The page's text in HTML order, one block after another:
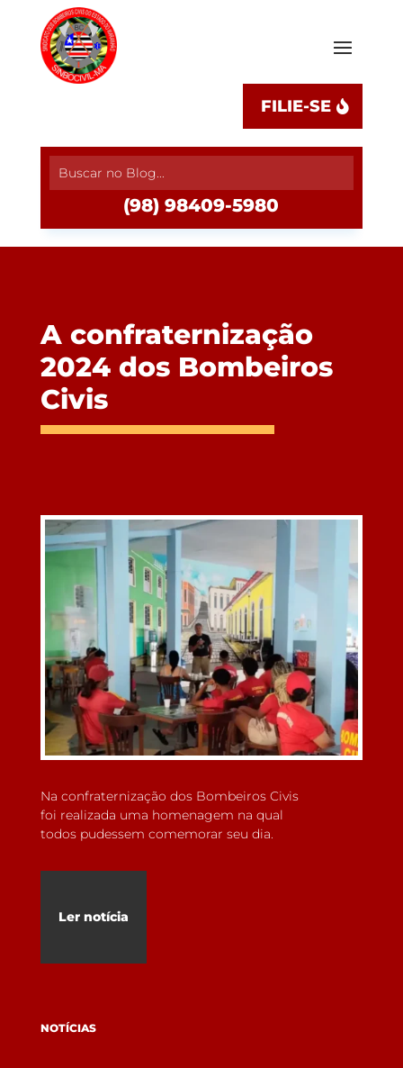
FILIE-SE
(98) 98409-5980
A confraternização
2024 dos Bombeiros
Civis
Na confraternização dos Bombeiros Civis
foi realizada uma homenagem na qual
todos pudessem comemorar seu dia.
Ler notícia
NOTÍCIAS